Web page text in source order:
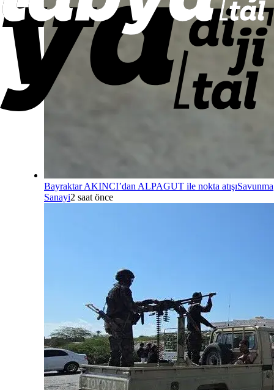
Bayraktar AKINCI’dan ALPAGUT ile nokta atışıSavunma
Sanayi2 saat önce